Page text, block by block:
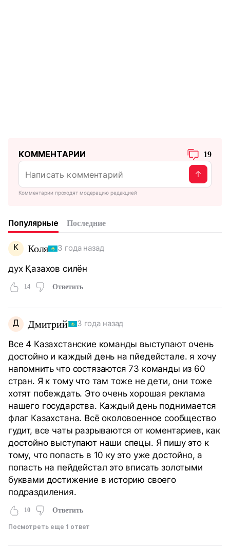
КОММЕНТАРИИ 19
Комментарии проходят модерацию редакцией
Популярные Последние
К Коля 3 года назад
дух Қазахов силён
14 Ответить
Д Дмитрий 3 года назад
Все 4 Казахстанские команды выступают очень
достойно и каждый день на пйедейстале. я хочу
напомнить что состязаются 73 команды из 60
стран. Я к тому что там тоже не дети, они тоже
хотят побеждать. Это очень хорошая реклама
нашего государства. Каждый день поднимается
флаг Казахстана. Всё околовоенное сообщество
гудит, все чаты разрываются от коментариев, как
достойно выступают наши спецы. Я пишу это к
тому, что попасть в 10 ку это уже достойно, а
попасть на пейдейстал это вписать золотыми
буквами достижение в историю своего
подраздиления.
10 Ответить
Посмотреть еще 1 ответ